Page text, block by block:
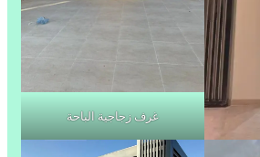
غرف زجاجية الباحة